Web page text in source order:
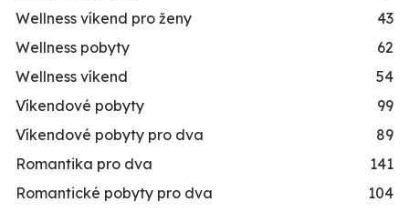
Wellness víkend pro ženy
43
Wellness pobyty
62
Wellness víkend
54
Víkendové pobyty
99
Víkendové pobyty pro dva
89
Romantika pro dva
141
Romantické pobyty pro dva
104